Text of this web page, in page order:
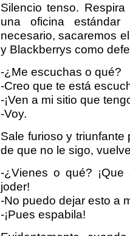
Silencio tenso.
una oficina
necesario, sacaremos
y Blackberrys como
-¿Me escuchas o qué?
-Creo que te está
-¡Ven a mi sitio que
-Voy.
Sale furioso y
de que no le sigo,
-¿Vienes o qué?
joder!
-No puedo dejar esto a
-¡Pues espabila!